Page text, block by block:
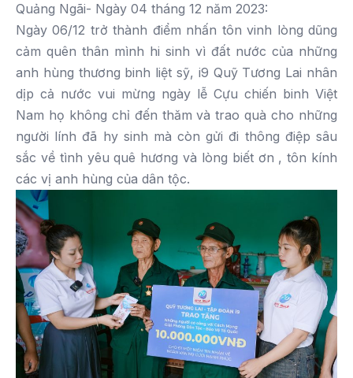
Quảng Ngãi- Ngày 04 tháng 12 năm 2023:
Ngày 06/12 trở thành điểm nhấn tôn vinh lòng dũng
cảm quên thân mình hi sinh vì đất nước của những
anh hùng thương binh liệt sỹ, i9 Quỹ Tương Lai nhân
dịp cả nước vui mừng ngày lễ Cựu chiến binh Việt
Nam họ không chỉ đến thăm và trao quà cho những
người lính đã hy sinh mà còn gửi đi thông điệp sâu
sắc về tình yêu quê hương và lòng biết ơn , tôn kính
các vị anh hùng của dân tộc.